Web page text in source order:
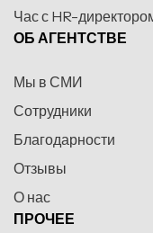
Час с HR-
ОБ АГЕНТСТВЕ
Мы в СМИ
Сотрудники
Благодарности
Отзывы
О нас
ПРОЧЕЕ